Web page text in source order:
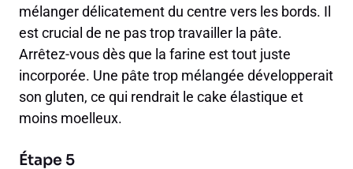
mélanger délicatement du centre vers les bords. Il
est crucial de ne pas trop travailler la pâte.
Arrêtez-vous dès que la farine est tout juste
incorporée. Une pâte trop mélangée développerait
son gluten, ce qui rendrait le cake élastique et
moins moelleux.
Étape 5